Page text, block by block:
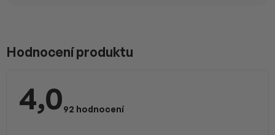
Hodnocení produktu
4,092 hodnocení
i